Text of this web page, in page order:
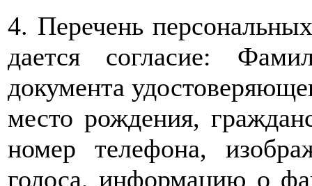
4. Перечень
дается согласие:
документа
место рождения,
номер телефона,
голоса, информацию о